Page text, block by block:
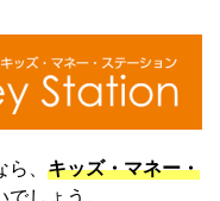
、 キッズ・マネー・